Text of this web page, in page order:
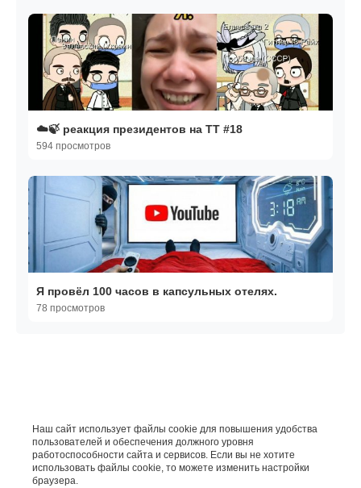
☁️🍃 реакция президентов на ТТ #18
594 просмотров
Я провёл 100 часов в капсульных отелях.
78 просмотров
Наш сайт использует файлы cookie для повышения удобства
пользователей и обеспечения должного уровня
работоспособности сайта и сервисов. Если вы не хотите
использовать файлы cookie, то можете изменить настройки
браузера.